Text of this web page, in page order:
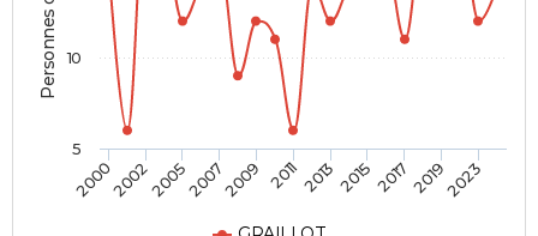
20002002200520072009 201120132015201720192023
5
10